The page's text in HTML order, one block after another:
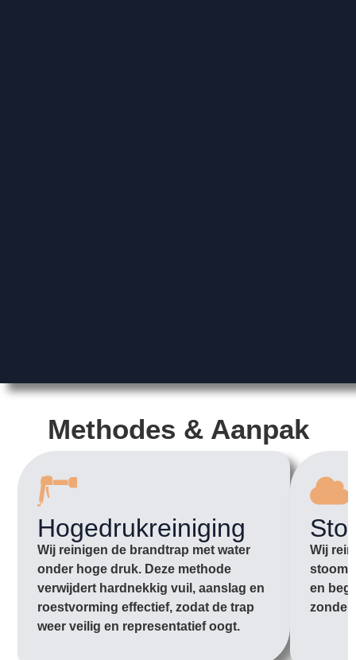
Methodes & Aanpak
Hogedrukreiniging
Wij reinigen de brandtrap met water
onder hoge druk. Deze methode
verwijdert hardnekkig vuil, aanslag en
roestvorming effectief, zodat de trap
weer veilig en representatief oogt.
Wij
stoom
en
zonder